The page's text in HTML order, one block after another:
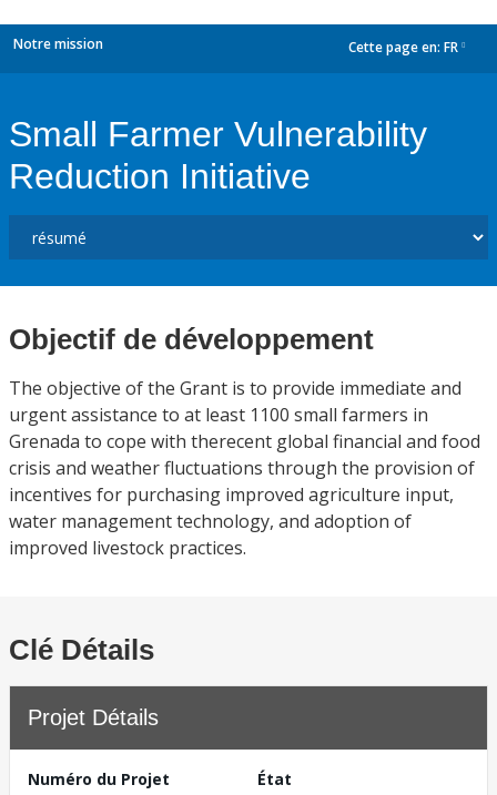
Notre mission Cette page en: FR
Small Farmer Vulnerability
Reduction Initiative
Objectif de développement
The objective of the Grant is to provide immediate and
urgent assistance to at least 1100 small farmers in
Grenada to cope with therecent global financial and food
crisis and weather fluctuations through the provision of
incentives for purchasing improved agriculture input,
water management technology, and adoption of
improved livestock practices.
Clé Détails
Projet Détails
Numéro du Projet
État